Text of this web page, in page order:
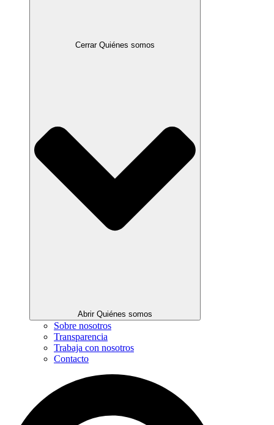
Cerrar Quiénes somos
Abrir Quiénes somos
Sobre nosotros
Transparencia
Trabaja con nosotros
Contacto